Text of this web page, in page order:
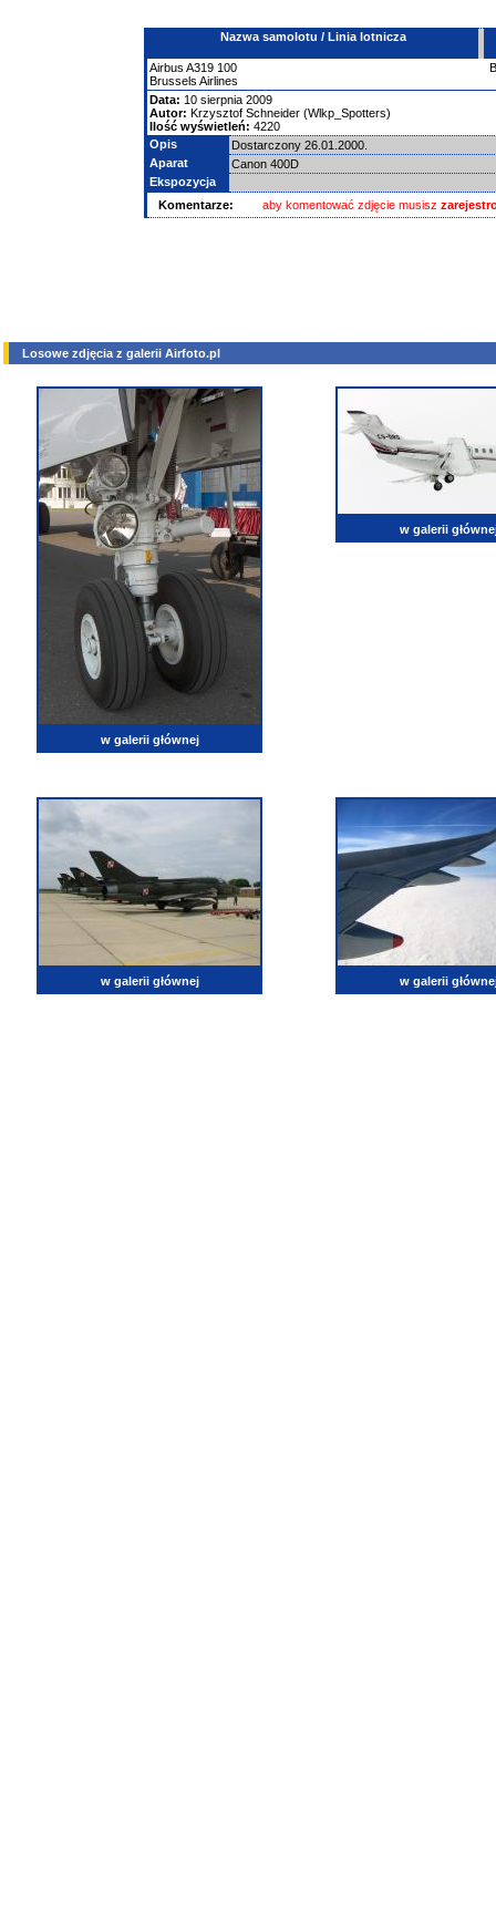
Nazwa samolotu / Linia lotnicza
Airbus A319 100
Brussels Airlines
Data: 10 sierpnia 2009
Autor: Krzysztof Schneider (Wlkp_Spotters)
Ilość wyświetleń: 4220
Opis
Dostarczony 26.01.2000.
Aparat
Canon 400D
Ekspozycja
Komentarze:
aby komentować zdjęcie musisz
Losowe zdjęcia z galerii Airfoto.pl
w galerii głównej
w galerii
w galerii głównej w galerii